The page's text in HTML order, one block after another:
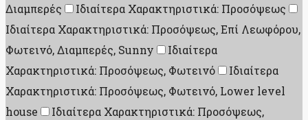
Διαμπερές
Ιδιαίτερα Χαρακτηριστικά: Προσόψεως
Ιδιαίτερα Χαρακτηριστικά: Προσόψεως, Επί Λεωφόρου,
Φωτεινό, Διαμπερές, Sunny
Ιδιαίτερα
Χαρακτηριστικά: Προσόψεως, Φωτεινό
Ιδιαίτερα
Χαρακτηριστικά: Προσόψεως, Φωτεινό, Lower level
house
Ιδιαίτερα Χαρακτηριστικά: Προσόψεως,